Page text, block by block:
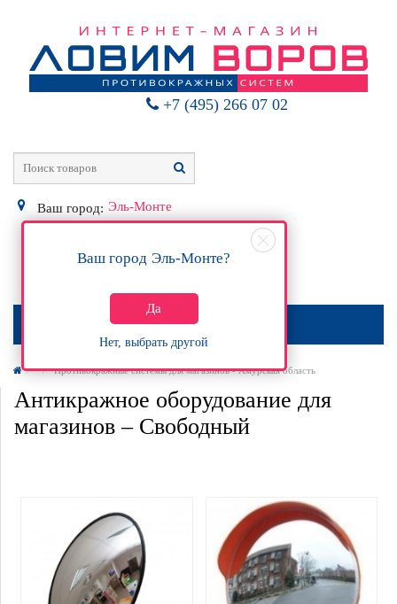
+7 (495) 266 07 02
Ваш город: Эль-Монте
Ваш город Эль-Монте?
Да
Нет, выбрать другой
0Р
МЕНЮ
Противокражные системы для магазинов - Амурская область
Антикражное оборудование для
магазинов – Свободный